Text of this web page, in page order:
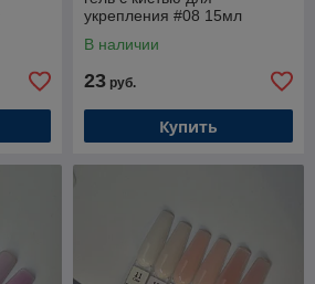
укрепления #08 15мл
В наличии
23 руб.
Купить